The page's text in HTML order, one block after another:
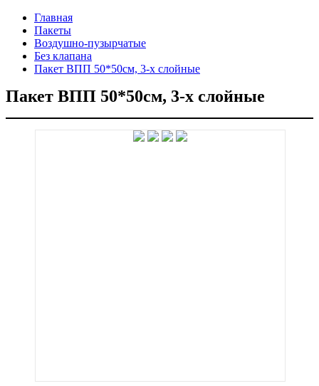
Главная
Пакеты
Воздушно-пузырчатые
Без клапана
Пакет ВПП 50*50см, 3-х слойные
Пакет ВПП 50*50см, 3-х слойные